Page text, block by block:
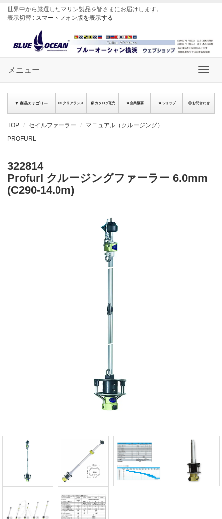
世界中から厳選したマリン製品を皆さまにお届けします。
表示切替 : スマートフォン版を表示する
メニュー
▼ 商品カテゴリー クリアランス カタログ販売 企業概要 ショップ お問合わせ
TOP セイルファーラー
マニュアル（クルージング）
PROFURL
322814
Profurl クルージングファーラー 6.0mm
(C290-14.0m)